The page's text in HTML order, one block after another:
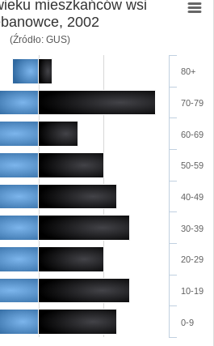
mieszkańców wsi
2002
(Źródło: GUS)
0-9
10-19
20-29
30-39
40-49
50-59
60-69
70-79
80+